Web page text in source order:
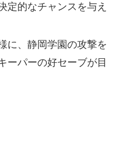
定的なチャンスを与え
に、静岡学園の攻撃を
ーパーの好セーブが目